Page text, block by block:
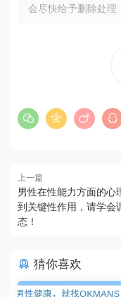
会尽快给予删除处理
上一篇
男性在性能力方面的心
到关键性作用，请学会
态！
猜你喜欢